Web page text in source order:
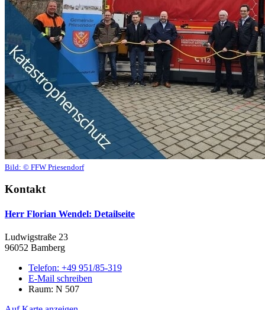
Bild: © FFW Priesendorf
Kontakt
Herr Florian Wendel: Detailseite
Ludwigstraße 23
96052 Bamberg
Telefon: +49 951/85-319
E-Mail schreiben
Raum: N 507